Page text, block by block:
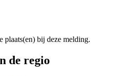
plaats(en) bij deze melding.
de regio